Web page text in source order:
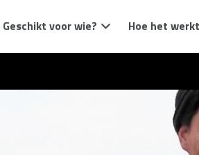
Geschikt voor wie? Hoe het werkt